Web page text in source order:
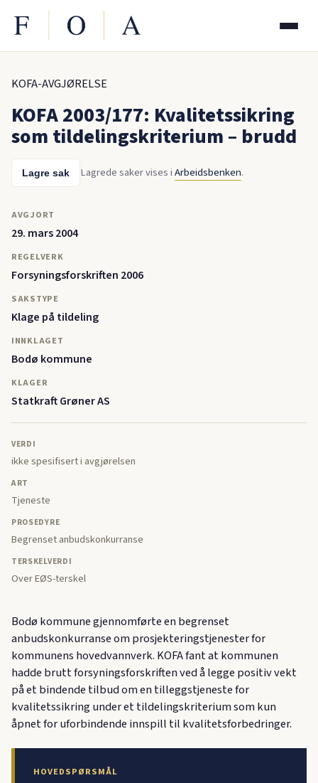
KOFA-AVGJØRELSE
KOFA 2003/177: Kvalitetssikring
som tildelingskriterium – brudd
Lagre sak Lagrede saker vises iArbeidsbenken.
AVGJORT
29. mars 2004
REGELVERK
Forsyningsforskriften 2006
SAKSTYPE
Klage på tildeling
INNKLAGET
Bodø kommune
KLAGER
Statkraft Grøner AS
VERDI
ikke spesifisert i avgjørelsen
ART
Tjeneste
PROSEDYRE
Begrenset anbudskonkurranse
TERSKELVERDI
Over EØS-terskel
Bodø kommune gjennomførte en begrenset
anbudskonkurranse om prosjekteringstjenester for
kommunens hovedvannverk. KOFA fant at kommunen
hadde brutt forsyningsforskriften ved å legge positiv vekt
på et bindende tilbud om en tilleggstjeneste for
kvalitetssikring under et tildelingskriterium som kun
åpnet for uforbindende innspill til kvalitetsforbedringer.
HOVEDSPØRSMÅL